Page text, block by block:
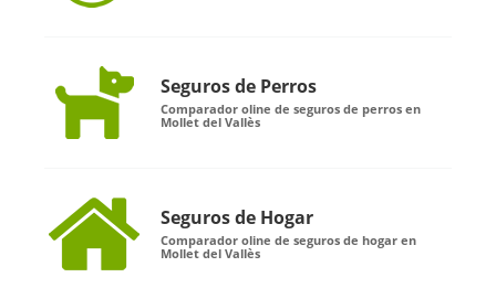
Seguros de Perros
Comparador oline de seguros de perros en
Mollet del Vallès
Seguros de Hogar
Comparador oline de seguros de hogar en
Mollet del Vallès